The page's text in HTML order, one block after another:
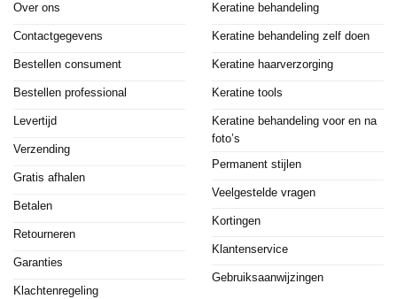
Over ons
Contactgegevens
Bestellen consument
Bestellen professional
Levertijd
Verzending
Gratis afhalen
Betalen
Retourneren
Garanties
Klachtenregeling
Keratine behandeling
Keratine behandeling zelf doen
Keratine haarverzorging
Keratine tools
Keratine behandeling voor en na
foto’s
Permanent stijlen
Veelgestelde vragen
Kortingen
Klantenservice
Gebruiksaanwijzingen